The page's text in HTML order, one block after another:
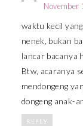
November
waktu kecil
nenek, bukan
lancar bacanya
Btw, acaranya
mendongeng
dongeng anak-
REPLY